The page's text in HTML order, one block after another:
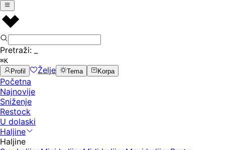
Pretraži:
⌘K
Profil
Želje Tema Korpa
Početna
Najnovije
Sniženje
Restock
U dolaski
Haljine
Haljine